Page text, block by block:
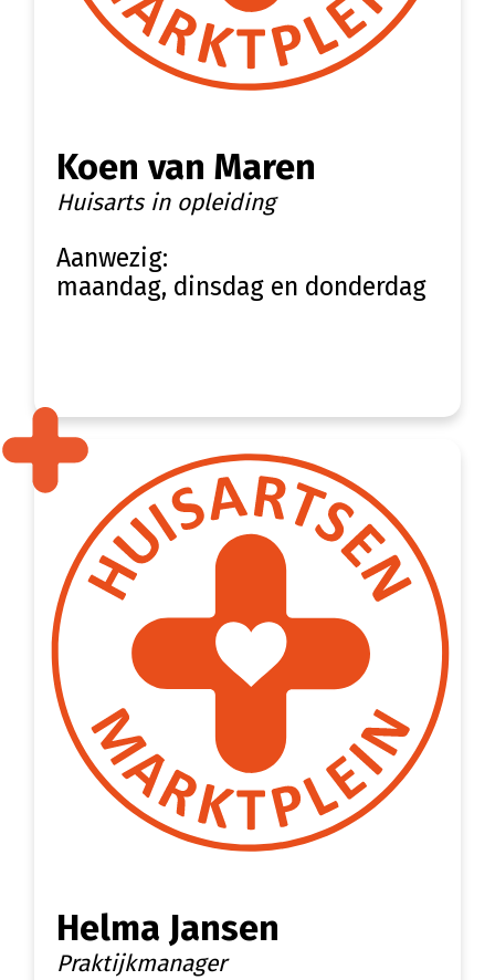
Koen van Maren
Huisarts in opleiding
Aanwezig:
maandag, dinsdag en donderdag
Helma Jansen
Praktijkmanager